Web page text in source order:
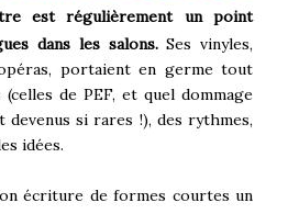
est régulièrement un point
dans les salons.Ses vinyles,
portaient en germe tout
de PEF, et quel dommage
devenus si rares !), des rythmes,
idées.
écriture de formes courtes un